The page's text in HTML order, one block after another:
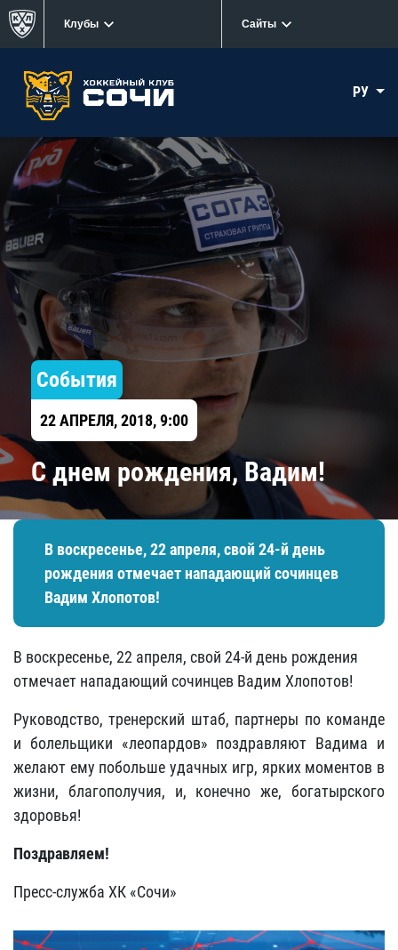
Клубы Сайты
РУ
События
22 АПРЕЛЯ, 2018, 9:00
С днем рождения, Вадим!
В воскресенье, 22 апреля, свой 24-й день
рождения отмечает нападающий сочинцев
Вадим Хлопотов!
В воскресенье, 22 апреля, свой 24-й день рождения
отмечает нападающий сочинцев Вадим Хлопотов!
Руководство, тренерский штаб, партнеры по команде
и болельщики «леопардов» поздравляют Вадима и
желают ему побольше удачных игр, ярких моментов в
жизни, благополучия, и, конечно же, богатырского
здоровья!
Поздравляем!
Пресс-служба ХК «Сочи»